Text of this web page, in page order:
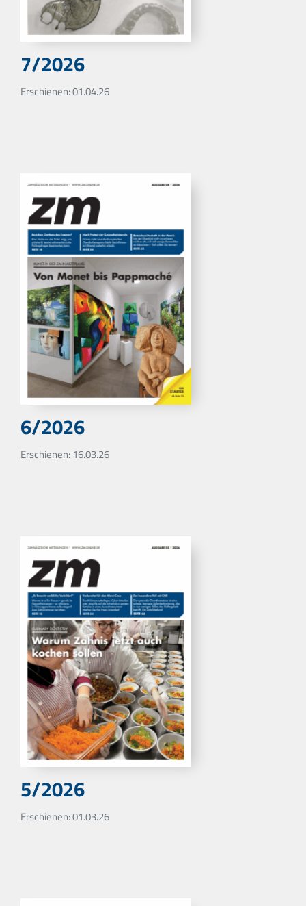
7/2026
Erschienen: 01.04.26
6/2026
Erschienen: 16.03.26
5/2026
Erschienen: 01.03.26